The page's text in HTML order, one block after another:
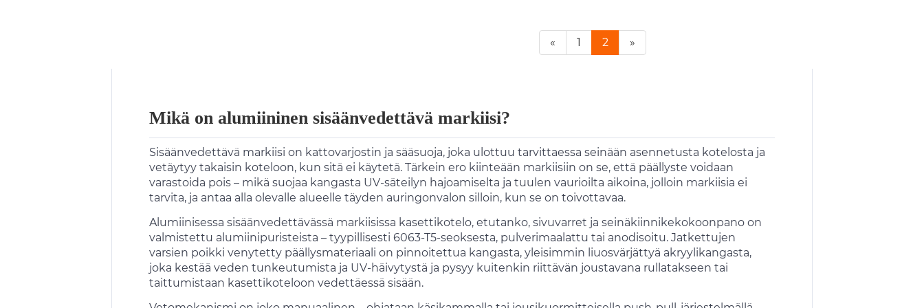
« 1 2 »
Mikä on alumiininen sisäänvedettävä markiisi?
Sisäänvedettävä markiisi on kattovarjostin ja sääsuoja, joka ulottuu tarvittaessa seinään asennetusta kotelosta ja
vetäytyy takaisin koteloon, kun sitä ei käytetä. Tärkein ero kiinteään markiisiin on se, että päällyste voidaan
varastoida pois – mikä suojaa kangasta UV-säteilyn hajoamiselta ja tuulen vaurioilta aikoina, jolloin markiisia ei
tarvita, ja antaa alla olevalle alueelle täyden auringonvalon silloin, kun se on toivottavaa.
Alumiinisessa sisäänvedettävässä markiisissa kasettikotelo, etutanko, sivuvarret ja seinäkiinnikekokoonpano on
valmistettu alumiinipuristeista – tyypillisesti 6063-T5-seoksesta, pulverimaalattu tai anodisoitu. Jatkettujen
varsien poikki venytetty päällysmateriaali on pinnoitettua kangasta, yleisimmin liuosvärjättyä akryylikangasta,
joka kestää veden tunkeutumista ja UV-häivytystä ja pysyy kuitenkin riittävän joustavana rullatakseen tai
taittumistaan ​​kasettikoteloon vedettäessä sisään.